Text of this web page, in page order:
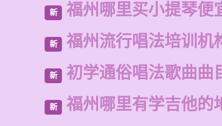
新 福州哪里买小提琴便
新 福州流行唱法培训机
新 初学通俗唱法歌曲曲
新 福州哪里有学吉他的